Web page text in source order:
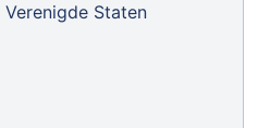
Verenigde Staten